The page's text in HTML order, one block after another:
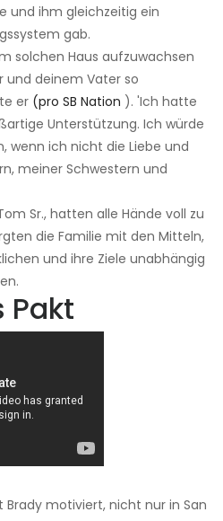
und ihm gleichzeitig ein
gab.
solchen Haus aufzuwachsen
und deinem Vater so
er (pro SB Nation ). 'Ich hatte
Unterstützung. Ich würde
wenn ich nicht die Liebe und
meiner Schwestern und
Sr., hatten alle Hände voll zu
die Familie mit den Mitteln,
und ihre Ziele unabhängig
Pakt
Brady motiviert, nicht nur in San